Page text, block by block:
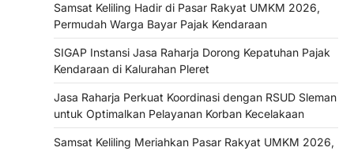
Samsat Keliling Hadir di Pasar Rakyat UMKM 2026,
Permudah Warga Bayar Pajak Kendaraan
SIGAP Instansi Jasa Raharja Dorong Kepatuhan Pajak
Kendaraan di Kalurahan Pleret
Jasa Raharja Perkuat Koordinasi dengan RSUD Sleman
untuk Optimalkan Pelayanan Korban Kecelakaan
Samsat Keliling Meriahkan Pasar Rakyat UMKM 2026,